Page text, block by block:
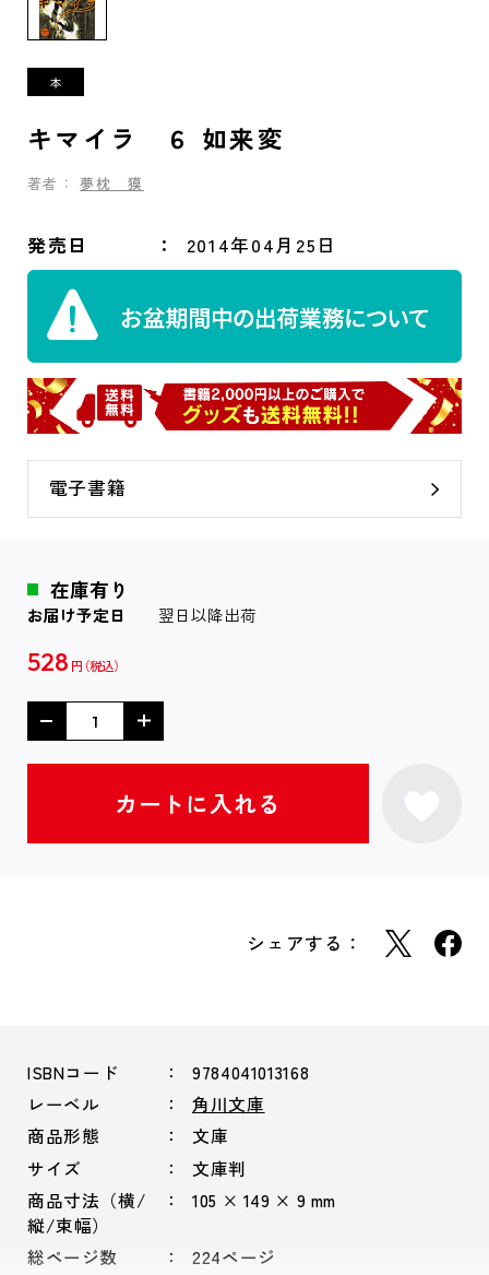
キマイラ ６ 如来変
著者： 夢枕 獏
発売日 2014年04月25日
電子書籍
在庫有り
お届け予定日 翌日以降出荷
528 円
シェアする：
ISBNコード
9784041013168
レーベル
角川文庫
商品形態
文庫
サイズ
文庫判
商品寸法（横/
縦/束幅）
105 × 149 × 9 mm
総ページ数
224ページ